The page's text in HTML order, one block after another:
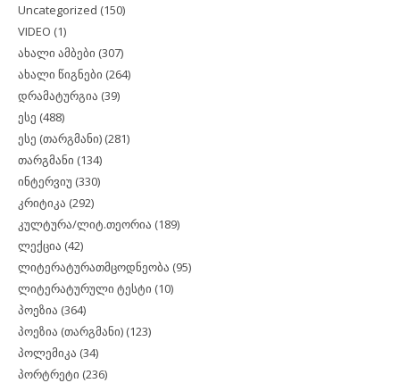
Uncategorized (150)
VIDEO (1)
ახალი ამბები (307)
ახალი წიგნები (264)
დრამატურგია (39)
ესე (488)
ესე (თარგმანი) (281)
თარგმანი (134)
ინტერვიუ (330)
კრიტიკა (292)
კულტურა/ლიტ.თეორია (189)
ლექცია (42)
ლიტერატურათმცოდნეობა (95)
ლიტერატურული ტესტი (10)
პოეზია (364)
პოეზია (თარგმანი) (123)
პოლემიკა (34)
პორტრეტი (236)